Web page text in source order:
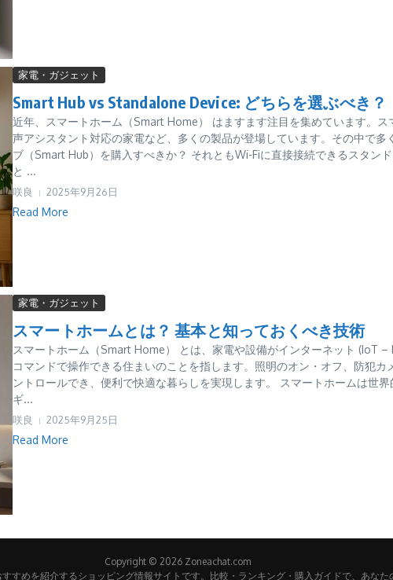
家電・ガジェット
Smart Hub vs Standalone Device: どちらを選ぶべき？
近年、スマートホーム（Smart Home） はますます注目を集めています。
声アシスタント対応の家電など、多くの製品が登場しています。その中で
ブ（Smart Hub）を購入すべきか？ それともWi-Fiに直接接続できるスタン
と ...
咲良 2025年9月26日
Read More
家電・ガジェット
スマートホームとは？ 基本と知っておくべき技術
スマートホーム（Smart Home） とは、家電や設備がインターネット (IoT
コマンドで操作できる住まいのことを指します。照明のオン・オフ、防犯
ントロールでき、便利で快適な暮らしを実現します。 スマートホームは世
ギ...
咲良 2025年9月25日
Read More
Copyright © 2026 Zoneachat.com
すめを紹介するショッピング情報サイトです。比較・ランキング・購入ガイドで、あな